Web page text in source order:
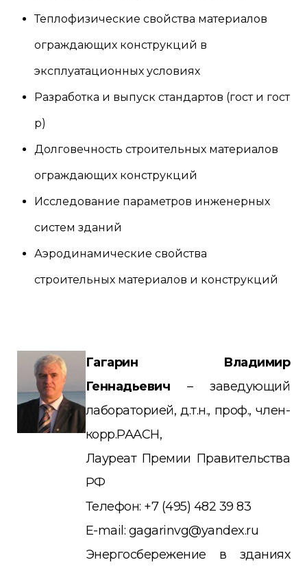
Теплофизические свойства материалов
ограждающих конструкций в
эксплуатационных условиях
Разработка и выпуск стандартов (гост и гост
р)
Долговечность строительных материалов
ограждающих конструкций
Исследование параметров инженерных
систем зданий
Аэродинамические свойства
строительных материалов и конструкций
Гагарин Владимир
Геннадьевич – заведующий
лабораторией, д.т.н., проф., член-
корр.РААСН,
Лауреат Премии Правительства
РФ
Телефон: +7 (495) 482 39 83
E-mail: gagarinvg@yandex.ru
Энергосбережение в зданиях